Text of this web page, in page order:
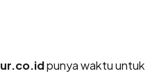
punya waktu untuk